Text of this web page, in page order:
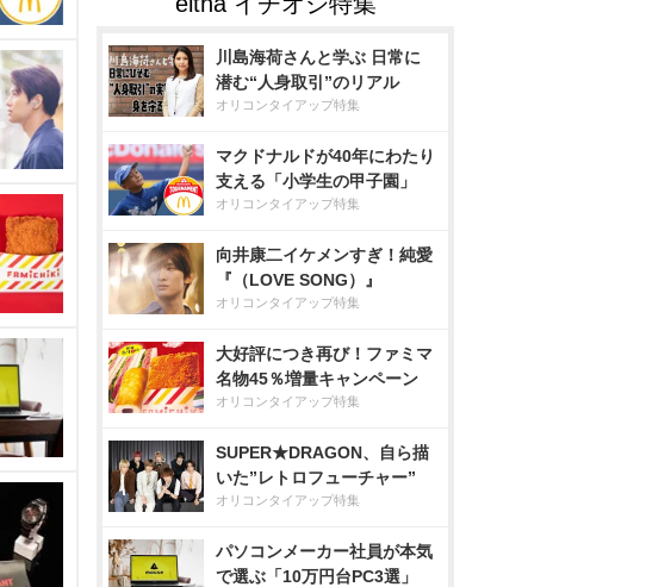
川島海荷さんと学ぶ 日常に
潜む“人身取引”のリアル
オリコンタイアップ特集
マクドナルドが40年にわたり
支える「小学生の甲子園」
オリコンタイアップ特集
向井康二イケメンすぎ！純愛
『（LOVE SONG）』
オリコンタイアップ特集
大好評につき再び！ファミマ
名物45％増量キャンペーン
オリコンタイアップ特集
SUPER★DRAGON、自ら描
いた”レトロフューチャー”
オリコンタイアップ特集
パソコンメーカー社員が本気
で選ぶ「10万円台PC3選」